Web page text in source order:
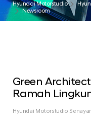
Hyundai Motorstudio
Newsroom
Green
Ramah
Hyundai Motorstudio